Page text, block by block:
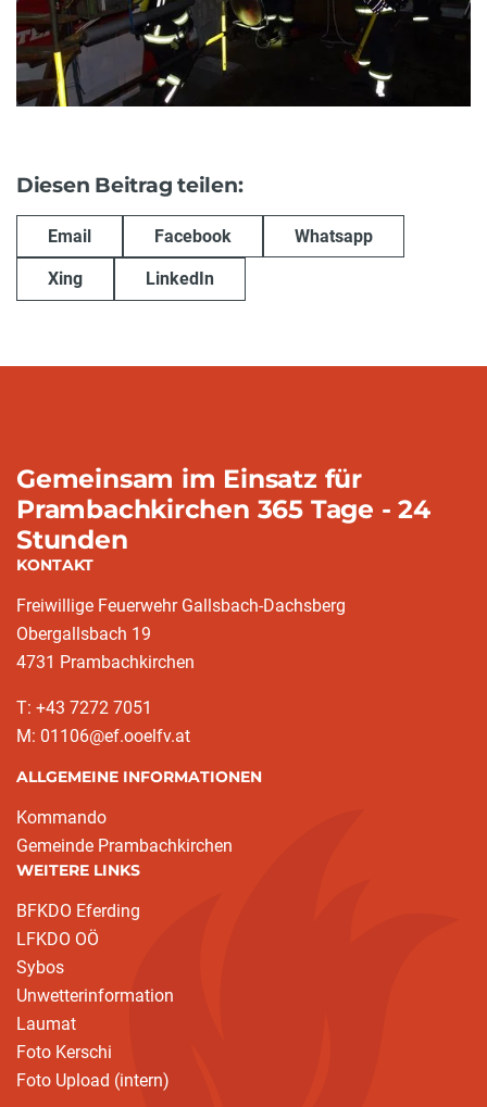
Diesen Beitrag teilen:
Email Facebook Whatsapp
Xing LinkedIn
Gemeinsam im Einsatz für
Prambachkirchen 365 Tage - 24
Stunden
KONTAKT
Freiwillige Feuerwehr Gallsbach-Dachsberg
Obergallsbach 19
4731 Prambachkirchen
T: +43 7272 7051
M: 01106@ef.ooelfv.at
ALLGEMEINE INFORMATIONEN
Kommando
Gemeinde Prambachkirchen
WEITERE LINKS
BFKDO Eferding
LFKDO OÖ
Sybos
Unwetterinformation
Laumat
Foto Kerschi
Foto Upload (intern)